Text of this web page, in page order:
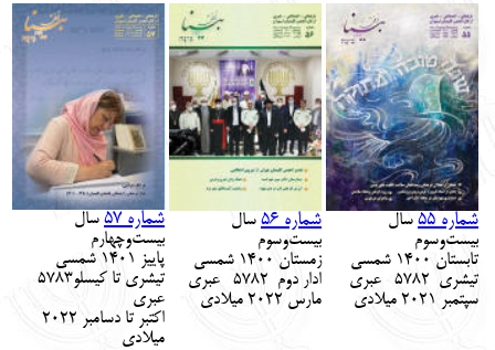
شماره 55
سال
بیست‌وسوم
تابستان 1400
شمسی
تیشری
سپتمبر 2021
میلادی
شماره 56
سال
بیست‌وسوم
زمستان 1400
شمسی
ادار دوم
مارس 2022
میلادی
شماره 57
سال
بیست‌وچهارم
پاییز 140 1 شمسی
تیشری تا کیسلو‎ ‌‎ 5783
عبری
اکتبر تا دسامبر 2022
میلادی